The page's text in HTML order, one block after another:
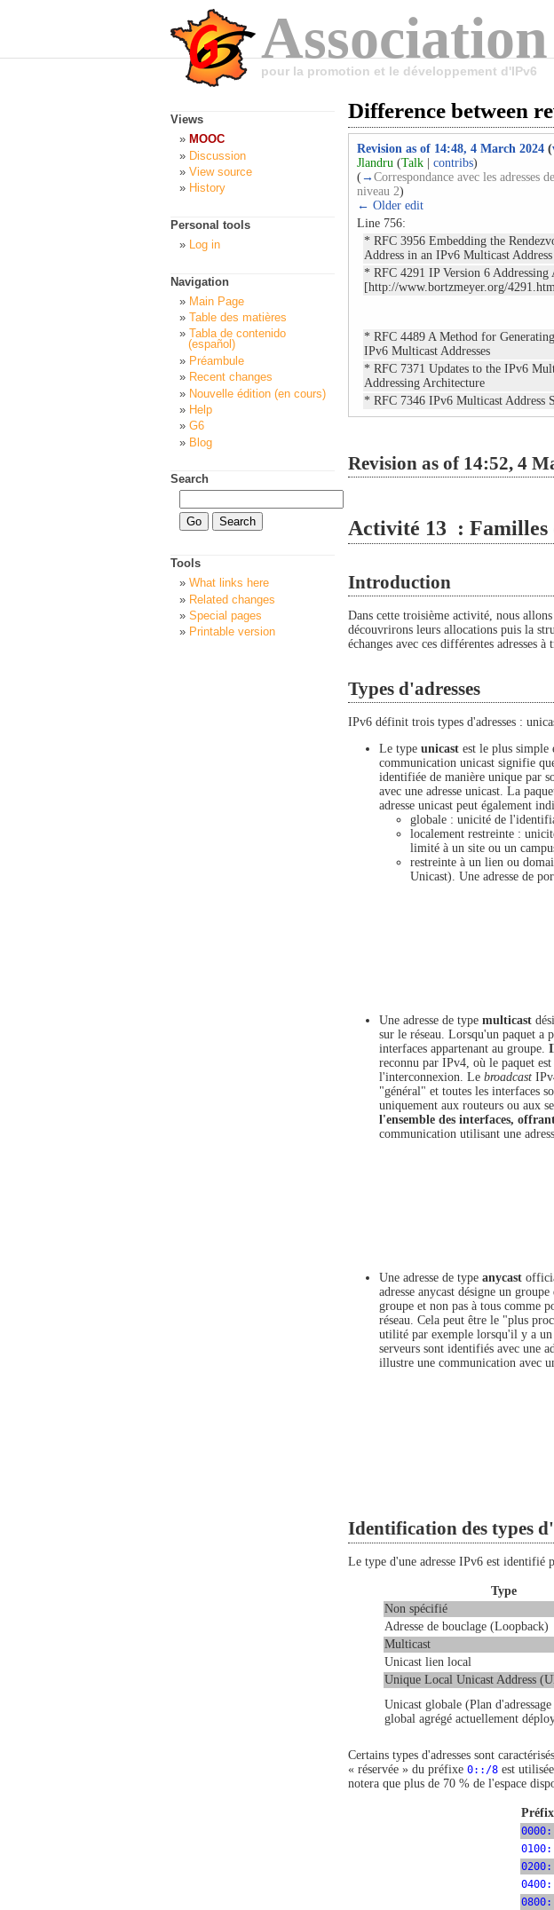
pour la promotion et le développement d'IPv6
Difference between
Revision as of 14:48, 4 March 2024 (
Jlandru (Talk contribs)
(→ Correspondance avec les adresses
niveau 2)
← Older edit
Line 756:
* RFC 3956 Embedding the
Address in an IPv6 Multicast Address
* RFC 4291 IP Version 6 Addressing
[http://www.bortzmeyer.org/
* RFC 4489 A Method for
IPv6 Multicast Addresses
* RFC 7371 Updates to the IPv6
Addressing Architecture
* RFC 7346 IPv6 Multicast Address
Revision as of 14:52, 4
Activité 13 : Familles
Introduction
Dans cette troisième activité, nous
découvrirons leurs allocations puis la
échanges avec ces différentes adresses à
Types d'adresses
IPv6 définit trois types d'adresses :
Le type unicast est le plus simple
communication unicast signifie
identifiée de manière unique par
avec une adresse unicast. La
adresse unicast peut également
globale : unicité de
localement restreinte :
limité à un site ou un
restreinte à un lien ou
Unicast). Une adresse de
Une adresse de type multicast
sur le réseau. Lorsqu'un paquet a
interfaces appartenant au groupe.
reconnu par IPv4, où le paquet est
l'interconnexion. Le broadcast
"général" et toutes les interfaces
uniquement aux routeurs ou aux
l'ensemble des interfaces,
communication utilisant une
Une adresse de type anycast
adresse anycast désigne un
groupe et non pas à tous comme
réseau. Cela peut être le "plus
utilité par exemple lorsqu'il y a un
serveurs sont identifiés avec une
illustre une communication avec
Identification des types
Le type d'une adresse IPv6 est identifié
Type
Non spécifié
Adresse de bouclage (Loopback)
Multicast
Unicast lien local
Unique Local Unicast Address
Unicast globale (Plan
global agrégé actuellement
Certains types d'adresses sont
« réservée » du préfixe 0::/8 est
notera que plus de 70 % de l'espace
Views
MOOC
Discussion
View source
History
Personal tools
Log in
Navigation
Main Page
Table des matières
Tabla de contenido
(español)
Préambule
Recent changes
Nouvelle édition (en cours)
Help
G6
Blog
Search
Tools
What links here
Related changes
Special pages
Printable version